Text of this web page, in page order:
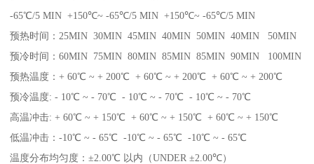
-65℃/5 MIN +150℃~ -65℃/5 MIN +150℃~ -65℃/5 MIN
预热时间：25MIN 30MIN 45MIN 40MIN 50MIN 40MIN 50MIN
预冷时间：60MIN 75MIN 80MIN 85MIN 85MIN 90MIN 100MIN
预热温度：+ 60℃ ~ + 200℃ + 60℃ ~ + 200℃ + 60℃ ~ + 200℃
预冷温度: - 10℃ ~ - 70℃ - 10℃ ~ - 70℃ - 10℃ ~ - 70℃
高温冲击: + 60℃ ~ + 150℃ + 60℃ ~ + 150℃ + 60℃ ~ + 150℃
低温冲击：-10℃ ~ - 65℃ -10℃ ~ - 65℃ -10℃ ~ - 65℃
温度分布均匀度：±2.00℃ 以内（UNDER ±2.00℃）